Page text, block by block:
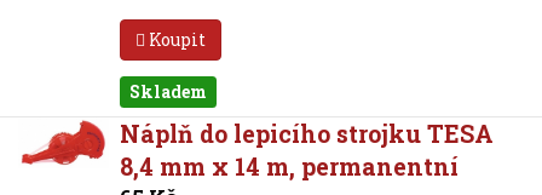
Koupit
Skladem
Náplň do lepicího strojku TESA
8,4 mm x 14 m, permanentní